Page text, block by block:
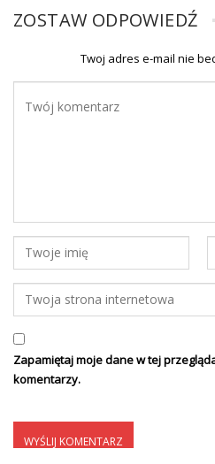
ZOSTAW ODPOWIEDŹ
Twoj adres e-mail nie
Zapamiętaj moje dane w tej
komentarzy.